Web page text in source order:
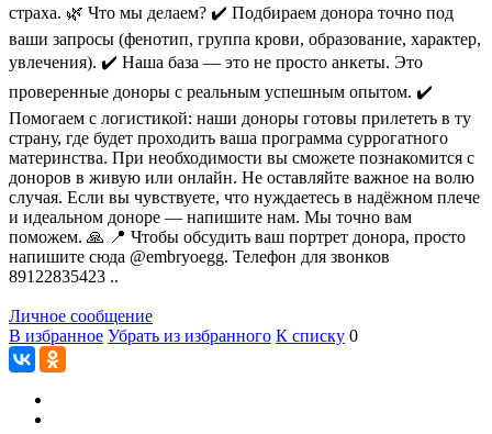
страха. 🌿 Что мы делаем? ✔️ Подбираем донора точно под
ваши запросы (фенотип, группа крови, образование, характер,
увлечения). ✔️ Наша база — это не просто анкеты. Это
проверенные доноры с реальным успешным опытом. ✔️
Помогаем с логистикой: наши доноры готовы прилететь в ту
страну, где будет проходить ваша программа суррогатного
материнства. При необходимости вы сможете познакомится с
доноров в живую или онлайн. Не оставляйте важное на волю
случая. Если вы чувствуете, что нуждаетесь в надёжном плече
и идеальном доноре — напишите нам. Мы точно вам
поможем. 🙏 📍 Чтобы обсудить ваш портрет донора, просто
напишите сюда @embryoegg. Телефон для звонков
89122835423 ..
Личное сообщение
В избранное Убрать из избранного К списку 0